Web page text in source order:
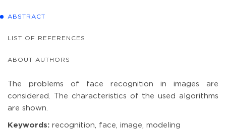
ABSTRACT
LIST OF REFERENCES
ABOUT AUTHORS
The problems of face recognition in images are
considered. The characteristics of the used algorithms
are shown.
Keywords: recognition, face, image, modeling